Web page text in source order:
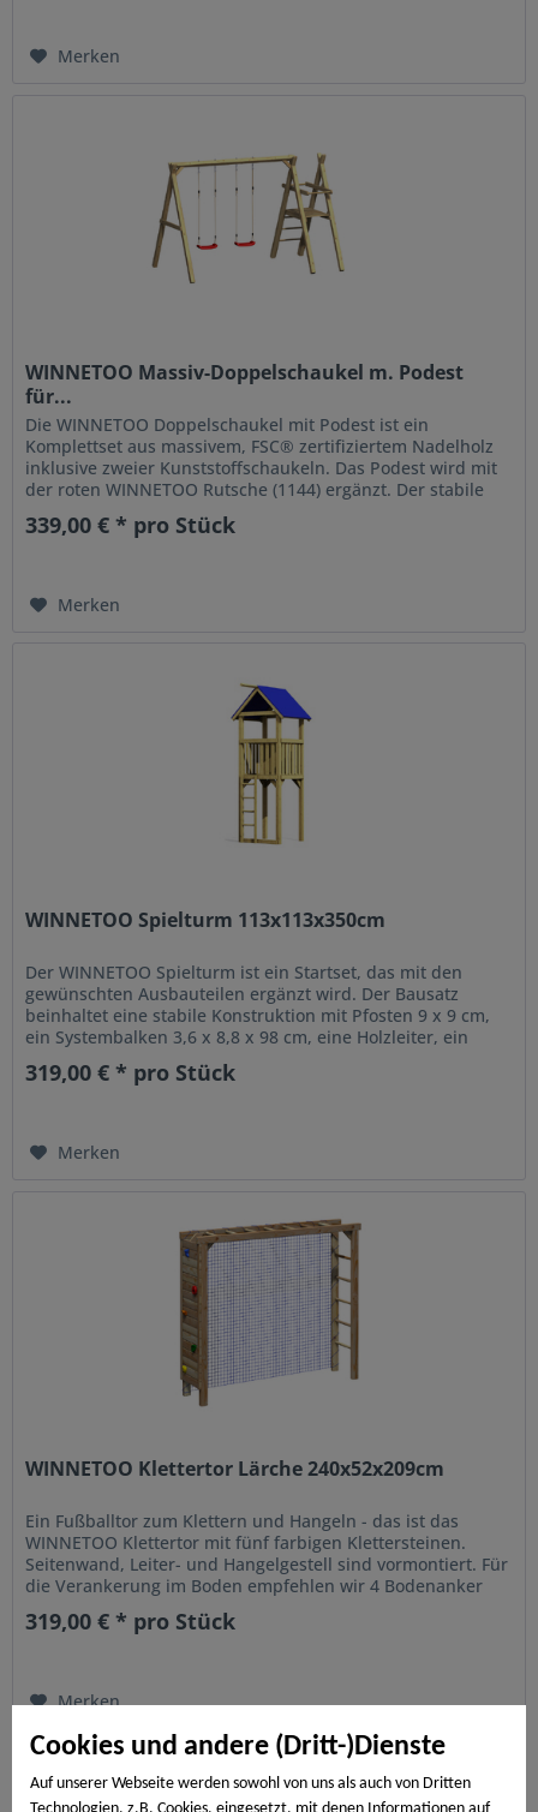
Cookies und andere (Dritt-)Dienste
Auf unserer Webseite werden sowohl von uns als auch von Dritten
Merken
WINNETOO Massiv-Doppelschaukel m. Podest
für...
Die WINNETOO Doppelschaukel mit Podest ist ein
Komplettset aus massivem, FSC® zertifiziertem Nadelholz
inklusive zweier Kunststoffschaukeln. Das Podest wird mit
der roten WINNETOO Rutsche (1144) ergänzt. Der stabile
339,00 € * pro Stück
Merken
WINNETOO Spielturm 113x113x350cm
Der WINNETOO Spielturm ist ein Startset, das mit den
gewünschten Ausbauteilen ergänzt wird. Der Bausatz
beinhaltet eine stabile Konstruktion mit Pfosten 9 x 9 cm,
ein Systembalken 3,6 x 8,8 x 98 cm, eine Holzleiter, ein
blaues Dach aus...
319,00 € * pro Stück
Merken
WINNETOO Klettertor Lärche 240x52x209cm
Ein Fußballtor zum Klettern und Hangeln - das ist das
WINNETOO Klettertor mit fünf farbigen Klettersteinen.
Seitenwand, Leiter- und Hangelgestell sind vormontiert. Für
die Verankerung im Boden empfehlen wir 4 Bodenanker
SAFETY PLUS. Maße...
319,00 € * pro Stück
Merken